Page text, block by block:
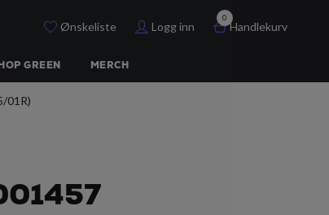
Ønskeliste Logg inn
0
Handlekurv
GREEN MERCH
01R)